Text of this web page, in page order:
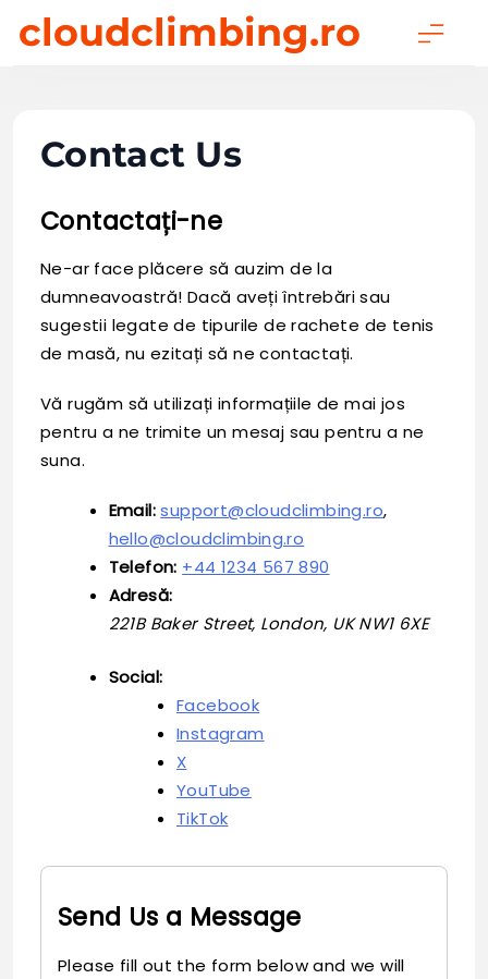
cloudclimbing.ro
Contact Us
Contactați-ne
Ne-ar face plăcere să auzim de la
dumneavoastră! Dacă aveți întrebări sau
sugestii legate de tipurile de rachete de tenis
de masă, nu ezitați să ne contactați.
Vă rugăm să utilizați informațiile de mai jos
pentru a ne trimite un mesaj sau pentru a ne
suna.
Email: support@cloudclimbing.ro,
hello@cloudclimbing.ro
Telefon: +44 1234 567 890
Adresă:
221B Baker Street, London, UK NW1 6XE
Social:
Facebook
Instagram
X
YouTube
TikTok
Send Us a Message
Please fill out the form below and we will